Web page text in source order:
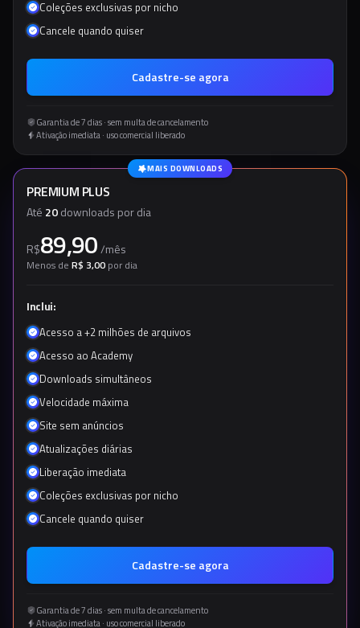
Coleções exclusivas por nicho
Cancele quando quiser
Cadastre-se agora
Garantia de 7 dias · sem multa de cancelamento
Ativação imediata · uso comercial liberado
MAIS DOWNLOADS
PREMIUM PLUS
Até 20downloads por dia
R$89,90 /mês
Menos de R$ 3,00 por dia
Inclui:
Acesso a +2 milhões de arquivos
Acesso ao Academy
Downloads simultâneos
Velocidade máxima
Site sem anúncios
Atualizações diárias
Liberação imediata
Coleções exclusivas por nicho
Cancele quando quiser
Cadastre-se agora
Garantia de 7 dias · sem multa de cancelamento
Ativação imediata · uso comercial liberado